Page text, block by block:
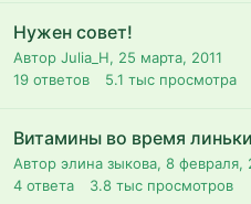
Нужен совет!
Автор Julia_H, 25 марта, 2011
19 ответов 5.1 тыс просмотра
Витамины во время линьки
Автор элина зыкова, 8 февраля,
4 ответа 3.8 тыс просмотров